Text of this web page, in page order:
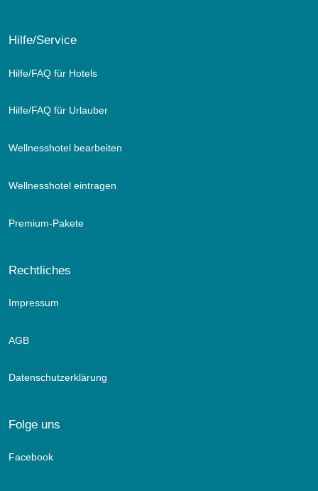
Hilfe/Service
Hilfe/FAQ für Hotels
Hilfe/FAQ für Urlauber
Wellnesshotel bearbeiten
Wellnesshotel eintragen
Premium-Pakete
Rechtliches
Impressum
AGB
Datenschutzerklärung
Folge uns
Facebook